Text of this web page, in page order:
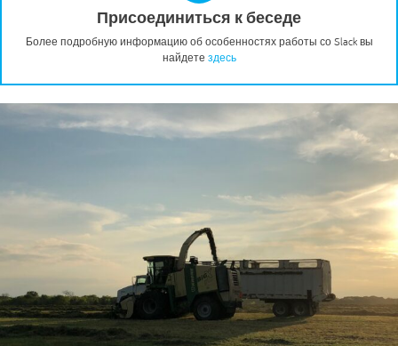
Присоединиться к беседе
Более подробную информацию об особенностях работы со Slack вы
найдете здесь